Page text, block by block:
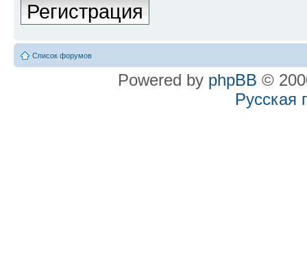
Регистрация
Список форумов
Powered by phpBB ©
Русская